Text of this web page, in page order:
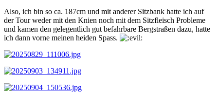
Also, ich bin so ca. 187cm und mit anderer Sitzbank hatte ich auf
der Tour weder mit den Knien noch mit dem Sitzfleisch Probleme
und kamen den gelegentlich gut befahrbare Bergstraßen dazu, hatte
ich dann vorne meinen heiden Spass.